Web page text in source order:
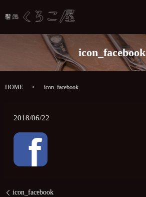
icon_facebook
HOME icon_facebook
2018/06/22
icon_facebook